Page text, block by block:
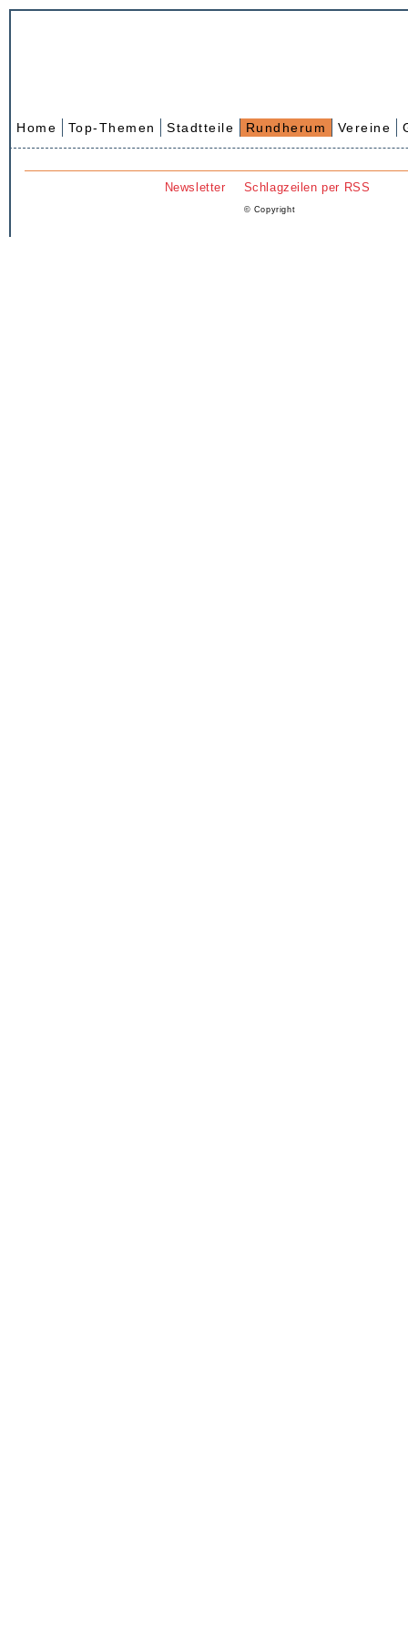
Home Top-Themen Stadtteile Rundherum Vereine
Newsletter Schlagzeilen per RSS
© Copyright